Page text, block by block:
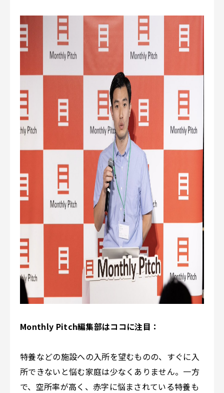
Monthly Pitch編集部はココに注目：
特養などの施設への入所を望むものの、すぐに入
所できないと悩む家庭は少なくありません。一方
で、空所率が高く、赤字に悩まされている特養も